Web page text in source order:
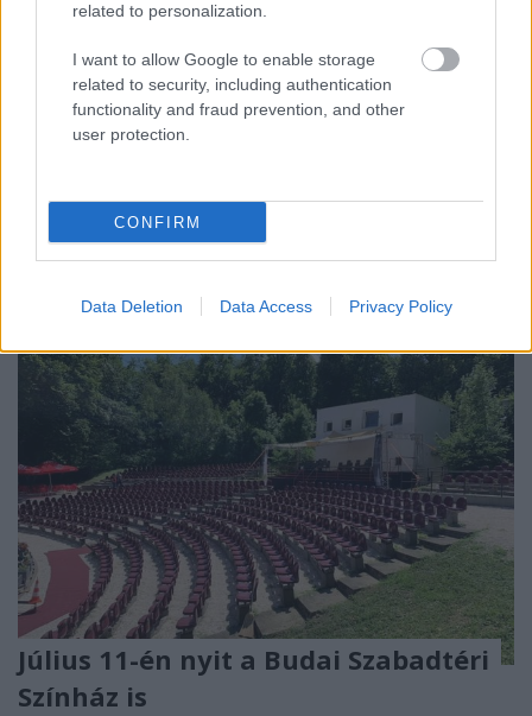
related to personalization.
I want to allow Google to enable storage
related to security, including authentication
functionality and fraud prevention, and other
user protection.
CONFIRM
Data Deletion Data Access Privacy Policy
Kaszás Attila-díj - elindult a
közönségszavazás
2020. június 23.
Csankó Zoltánra (Győri Nemzeti Színház), Földes
Tamásra (Budapesti Operettszínház) és ...
Július 11-én nyit a Budai Szabadtéri
Színház is